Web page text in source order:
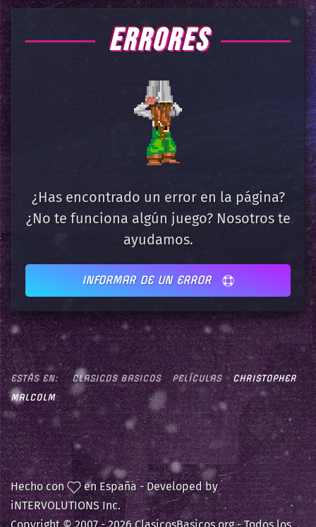
ERRORES
¿Has encontrado un error en la página?
¿No te funciona algún juego? Nosotros te
ayudamos.
INFORMAR DE UN ERROR
ESTÁS EN: CLASICOS BASICOS PELÍCULAS
CHRISTOPHER
MALCOLM
Hecho con
en España - Developed by
iNTERVOLUTIONS Inc.